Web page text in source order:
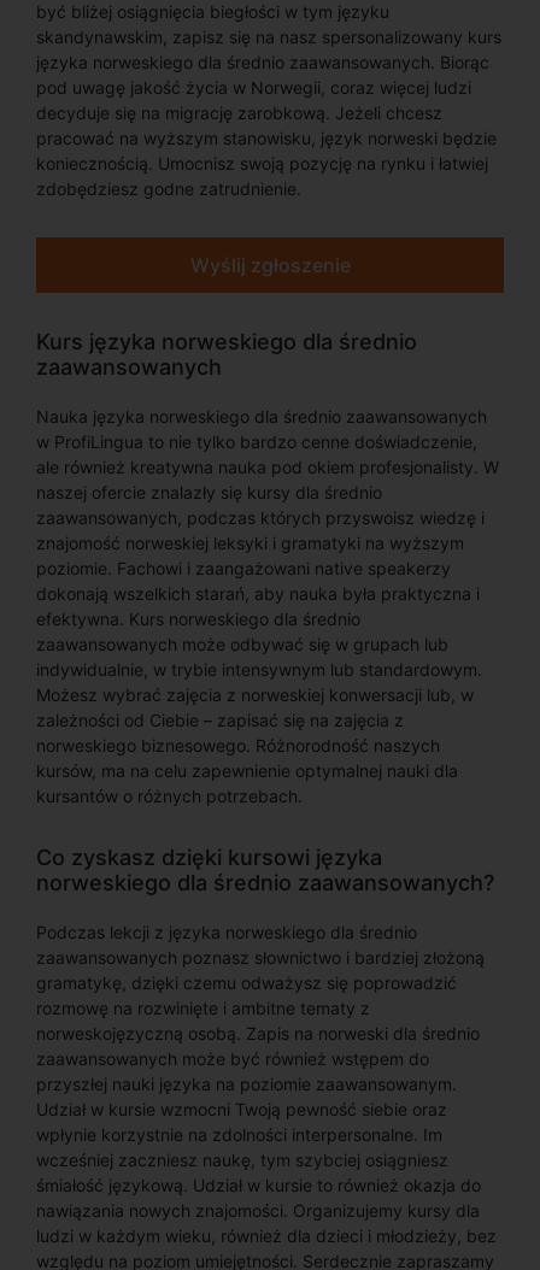
być bliżej osiągnięcia biegłości w tym języku
skandynawskim, zapisz się na nasz spersonalizowany kurs
języka norweskiego dla średnio zaawansowanych. Biorąc
pod uwagę jakość życia w Norwegii, coraz więcej ludzi
decyduje się na migrację zarobkową. Jeżeli chcesz
pracować na wyższym stanowisku, język norweski będzie
koniecznością. Umocnisz swoją pozycję na rynku i łatwiej
zdobędziesz godne zatrudnienie.
Wyślij zgłoszenie
Kurs języka norweskiego dla średnio
zaawansowanych
Nauka języka norweskiego dla średnio zaawansowanych
w ProfiLingua to nie tylko bardzo cenne doświadczenie,
ale również kreatywna nauka pod okiem profesjonalisty. W
naszej ofercie znalazły się kursy dla średnio
zaawansowanych, podczas których przyswoisz wiedzę i
znajomość norweskiej leksyki i gramatyki na wyższym
poziomie. Fachowi i zaangażowani native speakerzy
dokonają wszelkich starań, aby nauka była praktyczna i
efektywna. Kurs norweskiego dla średnio
zaawansowanych może odbywać się w grupach lub
indywidualnie, w trybie intensywnym lub standardowym.
Możesz wybrać zajęcia z norweskiej konwersacji lub, w
zależności od Ciebie – zapisać się na zajęcia z
norweskiego biznesowego. Różnorodność naszych
kursów, ma na celu zapewnienie optymalnej nauki dla
kursantów o różnych potrzebach.
Co zyskasz dzięki kursowi języka
norweskiego dla średnio zaawansowanych?
Podczas lekcji z języka norweskiego dla średnio
zaawansowanych poznasz słownictwo i bardziej złożoną
gramatykę, dzięki czemu odważysz się poprowadzić
rozmowę na rozwinięte i ambitne tematy z
norweskojęzyczną osobą. Zapis na norweski dla średnio
zaawansowanych może być również wstępem do
przyszłej nauki języka na poziomie zaawansowanym.
Udział w kursie wzmocni Twoją pewność siebie oraz
wpłynie korzystnie na zdolności interpersonalne. Im
wcześniej zaczniesz naukę, tym szybciej osiągniesz
śmiałość językową. Udział w kursie to również okazja do
nawiązania nowych znajomości. Organizujemy kursy dla
ludzi w każdym wieku, również dla dzieci i młodzieży, bez
względu na poziom umiejętności. Serdecznie zapraszamy